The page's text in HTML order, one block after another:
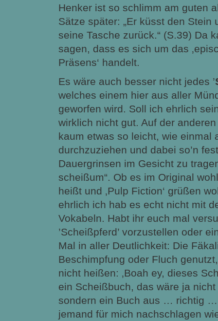
Henker ist so schlimm am guten
Sätze später: „Er küsst den Stein
seine Tasche zurück.“ (S.39) Da
sagen, dass es sich um das
Präsens‘ handelt.
Es wäre auch besser nicht jedes ’
welches einem hier aus aller
geworfen wird. Soll ich ehrlich
wirklich nicht gut. Auf der
kaum etwas so leicht, wie einmal
durchzuziehen und dabei so’n
Dauergrinsen im Gesicht zu
scheißum“. Ob es im Original wohl
heißt und ‚Pulp Fiction‘ grüßen
ehrlich ich hab es echt nicht mit
Vokabeln. Habt ihr euch mal
’Scheißpferd’ vorzustellen oder
Mal in aller Deutlichkeit: Die
Beschimpfung oder Fluch
nicht heißen: ‚Boah ey, dieses
ein Scheißbuch, das wäre ja nicht
sondern ein Buch aus … richtig
jemand für mich nachschlagen